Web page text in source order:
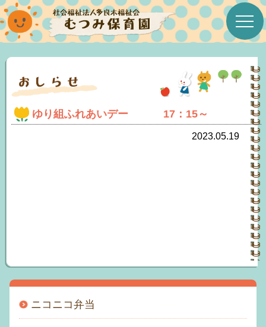
ゆり組ふれあいデー 17：15～
2023.05.19
ニコニコ弁当
むつみ保育園について
むつみたより
アクセス
おといあわせ